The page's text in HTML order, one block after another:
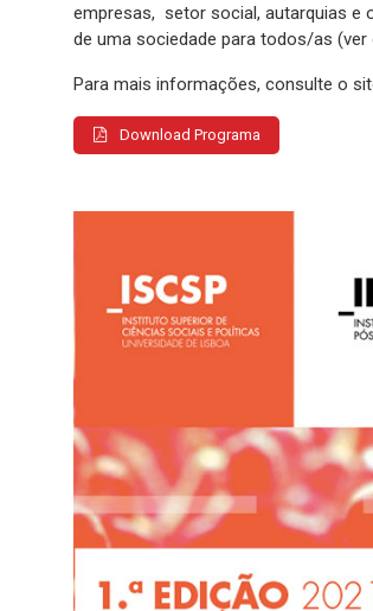
empresas, setor social, autarquias e
de uma sociedade para todos/as (ver
Para mais informações, consulte o
Download Programa